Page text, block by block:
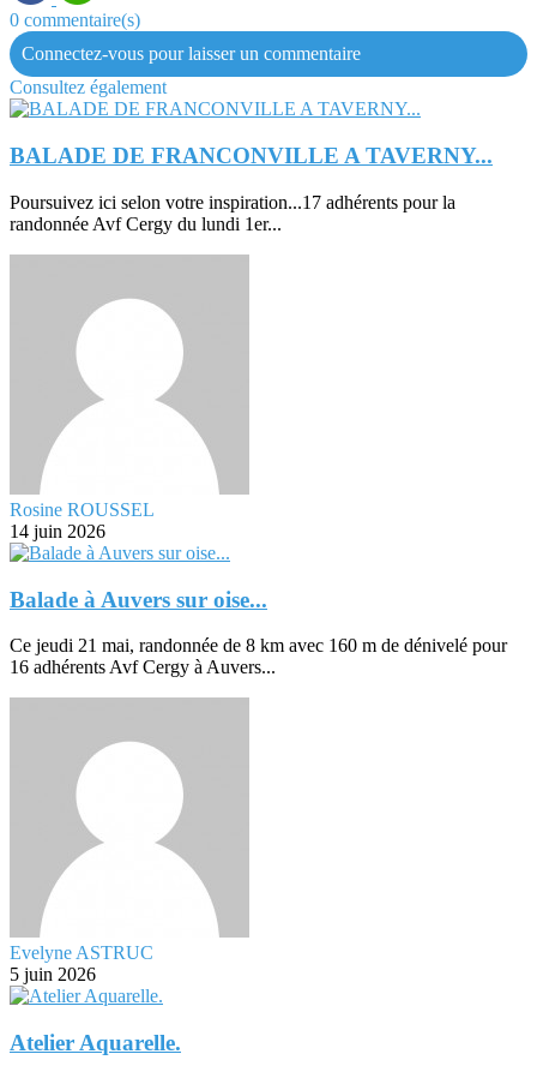
0 commentaire(s)
Connectez-vous pour laisser un commentaire
Consultez également
BALADE DE FRANCONVILLE A TAVERNY...
Poursuivez ici selon votre inspiration...17 adhérents pour la
randonnée Avf Cergy du lundi 1er...
Rosine ROUSSEL
14 juin 2026
Balade à Auvers sur oise...
Ce jeudi 21 mai, randonnée de 8 km avec 160 m de dénivelé pour
16 adhérents Avf Cergy à Auvers...
Evelyne ASTRUC
5 juin 2026
Atelier Aquarelle.